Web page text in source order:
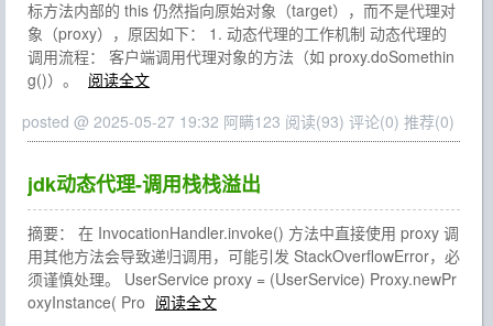
标方法内部的 this 仍然指向原始对象（target），而不是代理对
象（proxy），原因如下： 1. 动态代理的工作机制 动态代理的
调用流程： 客户端调用代理对象的方法（如 proxy.doSomethin
g()）。
阅读全文
posted @ 2025-05-27 19:32 阿瞒123 阅读(93) 评论(0) 推荐(0)
jdk动态代理-调用栈栈溢出
摘要： 在 InvocationHandler.invoke() 方法中直接使用 proxy 调
用其他方法会导致递归调用，可能引发 StackOverflowError，必
须谨慎处理。 UserService proxy = (UserService) Proxy.newPr
oxyInstance( Pro 阅读全文